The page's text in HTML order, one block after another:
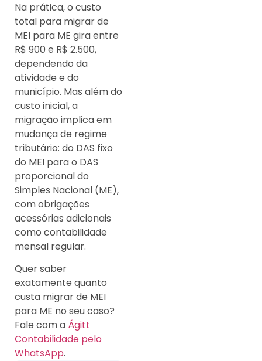
Na prática, o custo
total para migrar de
MEI para ME gira entre
R$ 900 e R$ 2.500,
dependendo da
atividade e do
município. Mas além do
custo inicial, a
migração implica em
mudança de regime
tributário: do DAS fixo
do MEI para o DAS
proporcional do
Simples Nacional (ME),
com obrigações
acessórias adicionais
como contabilidade
mensal regular.
Quer saber
exatamente quanto
custa migrar de MEI
para ME no seu caso?
Fale com a Ágitt
Contabilidade pelo
WhatsApp.